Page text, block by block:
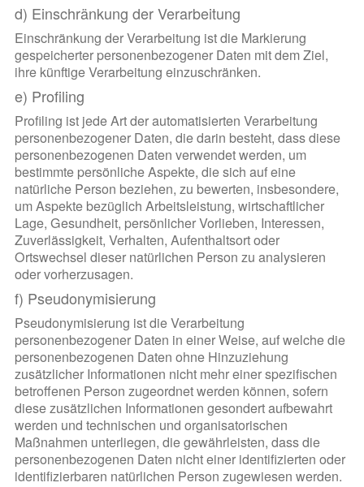
d) Einschränkung der Verarbeitung
Einschränkung der Verarbeitung ist die Markierung
gespeicherter personenbezogener Daten mit dem Ziel,
ihre künftige Verarbeitung einzuschränken.
e) Profiling
Profiling ist jede Art der automatisierten Verarbeitung
personenbezogener Daten, die darin besteht, dass diese
personenbezogenen Daten verwendet werden, um
bestimmte persönliche Aspekte, die sich auf eine
natürliche Person beziehen, zu bewerten, insbesondere,
um Aspekte bezüglich Arbeitsleistung, wirtschaftlicher
Lage, Gesundheit, persönlicher Vorlieben, Interessen,
Zuverlässigkeit, Verhalten, Aufenthaltsort oder
Ortswechsel dieser natürlichen Person zu analysieren
oder vorherzusagen.
f) Pseudonymisierung
Pseudonymisierung ist die Verarbeitung
personenbezogener Daten in einer Weise, auf welche die
personenbezogenen Daten ohne Hinzuziehung
zusätzlicher Informationen nicht mehr einer spezifischen
betroffenen Person zugeordnet werden können, sofern
diese zusätzlichen Informationen gesondert aufbewahrt
werden und technischen und organisatorischen
Maßnahmen unterliegen, die gewährleisten, dass die
personenbezogenen Daten nicht einer identifizierten oder
identifizierbaren natürlichen Person zugewiesen werden.